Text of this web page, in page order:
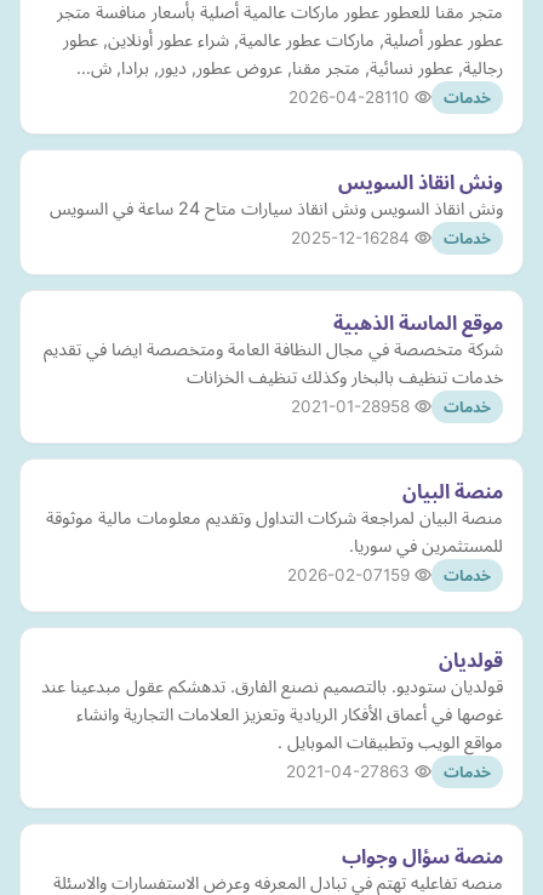
متجر مقنا للعطور عطور ماركات عالمية أصلية بأسعار منافسة متجر
عطور عطور أصلية, ماركات عطور عالمية, شراء عطور أونلاين, عطور
رجالية, عطور نسائية, متجر مقنا, عروض عطور, ديور, برادا, ش…
خدمات 2026-04-28
ونش انقاذ السويس
ونش انقاذ السويس ونش انقاذ سيارات متاح 24 ساعة في السويس
خدمات 2025-12-16
موقع الماسة الذهبية
شركة متخصصة في مجال النظافة العامة ومتخصصة ايضا في تقديم
خدمات تنظيف بالبخار وكذلك تنظيف الخزانات
خدمات 2021-01-28
منصة البيان
منصة البيان لمراجعة شركات التداول وتقديم معلومات مالية موثوقة
للمستثمرين في سوريا.
خدمات 2026-02-07
قولديان
قولديان ستوديو. بالتصميم نصنع الفارق. تدهشكم عقول مبدعينا عند
غوصها في أعماق الأفكار الريادية وتعزيز العلامات التجارية وانشاء
مواقع الويب وتطبيقات الموبايل .
خدمات 2021-04-27
منصة سؤال وجواب
منصه تفاعليه تهتم في تبادل المعرفه وعرض الاستفسارات والاسئلة